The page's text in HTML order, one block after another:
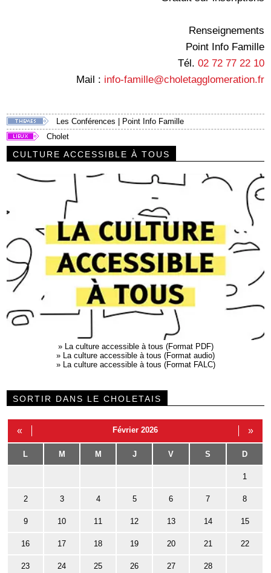
Renseignements
Point Info Famille
Tél. 02 72 77 22 10
Mail : info-famille@choletagglomeration.fr
Les Conférences
Point Info Famille
Cholet
CULTURE ACCESSIBLE À TOUS
»
La culture accessible à tous (Format PDF)
»
La culture accessible à tous (Format audio)
»
La culture accessible à tous (Format FALC)
SORTIR DANS LE CHOLETAIS
« Février 2026 »
L M M J V S D
1
2 3 4 5 6 7 8
9 10 11 12 13 14 15
16 17 18 19 20 21 22
23 24 25 26 27 28